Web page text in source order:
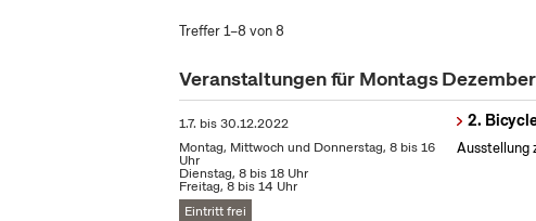
Treffer 1–8 von 8
Veranstaltungen für Montags
1.7. bis30.12.2022
Montag, Mittwoch und Donnerstag, 8 bis 16
Uhr
Dienstag, 8 bis 18 Uhr
Freitag, 8 bis 14 Uhr
Eintritt frei
2.
Ausstellung